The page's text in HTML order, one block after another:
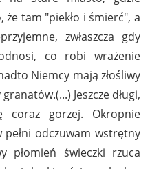
że tam "piekło i śmierć", a
zwłaszcza gdy
co robi wrażenie
Niemcy mają złośliwy
Jeszcze długi,
coraz gorzej. Okropnie
odczuwam wstrętny
płomień świeczki rzuca